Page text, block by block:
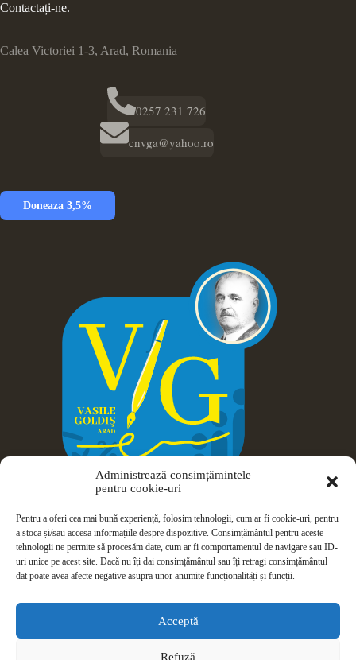
Administrează consimțămintele
pentru cookie-uri
Pentru a oferi cea mai bună experiență, folosim tehnologii, cum ar fi cookie-uri, pentru
a stoca și/sau accesa informațiile despre dispozitive. Consimțământul pentru aceste
tehnologii ne permite să procesăm date, cum ar fi comportamentul de navigare sau ID-
uri unice pe acest site. Dacă nu îți dai consimțământul sau îți retragi consimțământul
dat poate avea afecte negative asupra unor anumite funcționalități și funcții.
Acceptă
Refuză
Contactați-ne.
Calea Victoriei 1-3, Arad, Romania
0257 231 726
cnvga@yahoo.ro
Doneaza 3,5%
Drepturi de autor © 2026 Colegiul Național Vasile Goldiș -